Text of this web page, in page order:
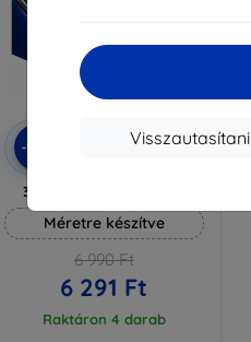
Visszautasítani
-10%
Kedvezmény
EXTRA10
3mk Hammer védőfólia
Méretre készítve
6 990 Ft
6 291 Ft
Raktáron 4 darab